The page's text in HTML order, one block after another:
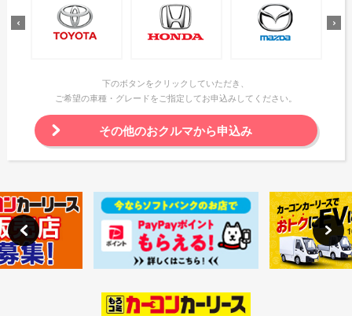
下のボタンをクリックしていただき、
ご希望の車種・グレードをご指定してお申込みしてください。
その他のおクルマから申込み